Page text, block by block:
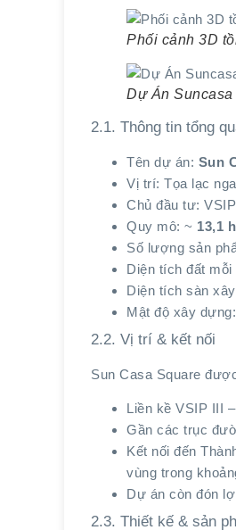
Phối cảnh 3D
Dự Án
2.1. Thông tin tổng
Tên dự án: Sun
Vị trí: Tọa lạc
Chủ đầu tư:
Quy mô: ~ 13,1
Số lượng sản
Diện tích đất mỗi
Diện tích sàn
Mật độ xây
2.2. Vị trí & kết nối
Sun Casa Square
Liền kề VSIP III
Gần các trục
Kết nối đến
vùng trong
Dự án còn đón
2.3. Thiết kế & sản